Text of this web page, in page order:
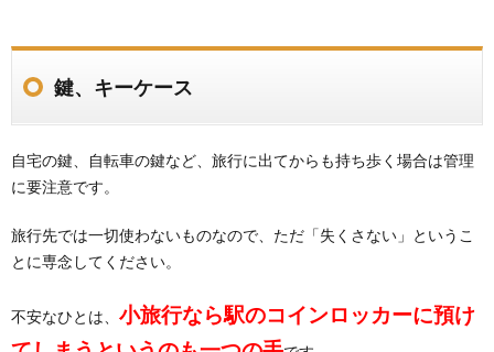
鍵、キーケース
自宅の鍵、自転車の鍵など、旅行に出てからも持ち歩く場合は管理
に要注意です。
旅行先では一切使わないものなので、ただ「失くさない」というこ
とに専念してください。
不安なひとは、 小旅行なら駅のコインロッカーに預け